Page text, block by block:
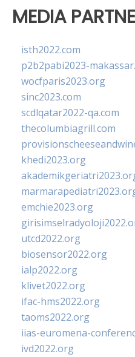
MEDIA
isth2022.com
p2b2pabi2023-
wocfparis2023.org
sinc2023.com
scdlqatar2022-qa.com
thecolumbiagrill.com
khedi2023.org
emchie2023.org
utcd2022.org
biosensor2022.org
ialp2022.org
klivet2022.org
ifac-hms2022.org
taoms2022.org
iias-euromena-
ivd2022.org